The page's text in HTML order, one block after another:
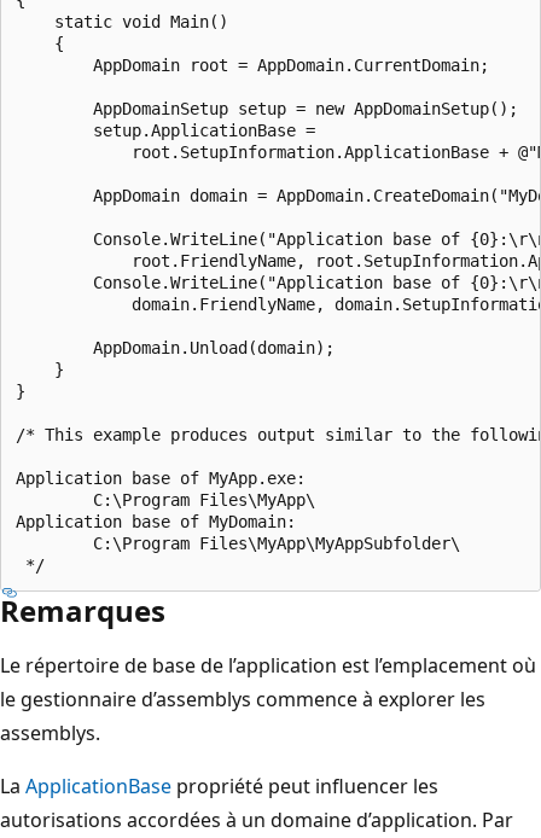
    static void Main()
    {
        AppDomain root = AppDomain.CurrentDomain;
        AppDomainSetup setup = new AppDomainSetup();
        setup.ApplicationBase =
root.SetupInformation.ApplicationBase +
AppDomain domain =
Console.WriteLine("Application base of
root.FriendlyName,
Console.WriteLine("Application base of
domain.FriendlyName,
        AppDomain.Unload(domain);
    }
}
/* This example produces output similar to the
Application base of MyApp.exe:
        C:\Program Files\MyApp\
Application base of MyDomain:
        C:\Program Files\MyApp\MyAppSubfolder\
Remarques
Le répertoire de base de l’application est l’emplacement où
le gestionnaire d’assemblys commence à explorer les
assemblys.
La ApplicationBase propriété peut influencer les
autorisations accordées à un domaine d’application. Par